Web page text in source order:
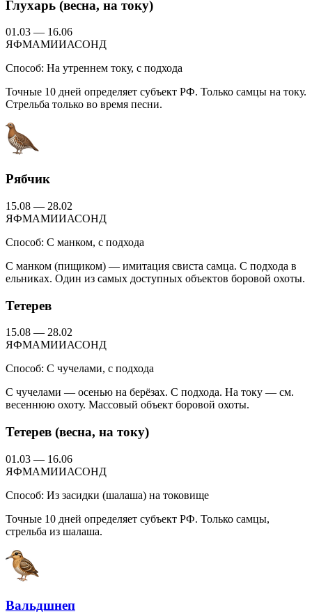
Глухарь (весна, на току)
01.03 — 16.06
ЯФМАМИИАСОНД
Способ: На утреннем току, с подхода
Точные 10 дней определяет субъект РФ. Только самцы на току.
Стрельба только во время песни.
Рябчик
15.08 — 28.02
ЯФМАМИИАСОНД
Способ: С манком, с подхода
С манком (пищиком) — имитация свиста самца. С подхода в
ельниках. Один из самых доступных объектов боровой охоты.
Тетерев
15.08 — 28.02
ЯФМАМИИАСОНД
Способ: С чучелами, с подхода
С чучелами — осенью на берёзах. С подхода. На току — см.
весеннюю охоту. Массовый объект боровой охоты.
Тетерев (весна, на току)
01.03 — 16.06
ЯФМАМИИАСОНД
Способ: Из засидки (шалаша) на токовище
Точные 10 дней определяет субъект РФ. Только самцы,
стрельба из шалаша.
Вальдшнеп